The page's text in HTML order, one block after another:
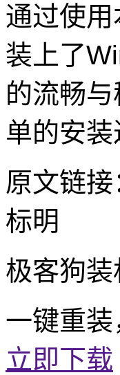
通过使
装上了
的流畅
单的安
原文链接
标明
极客狗
一键重
立即下载